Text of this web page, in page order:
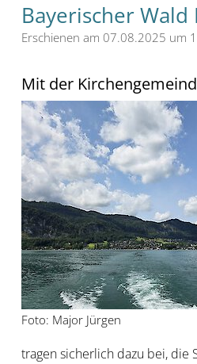
Bayerischer
Erschienen am 07.08.2025 um
Mit der
Foto: Major Jürgen
tragen sicherlich dazu bei, die